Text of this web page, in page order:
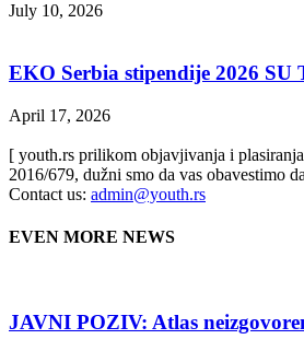
July 10, 2026
EKO Serbia stipendije 2026 SU
April 17, 2026
[ youth.rs prilikom objavjivanja i
2016/679, dužni smo da vas obavestimo
Contact us: admin@youth.rs
EVEN MORE NEWS
JAVNI POZIV: Atlas